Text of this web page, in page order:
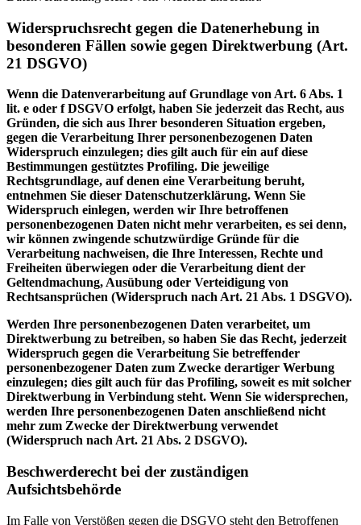
Widerspruchsrecht gegen die Datenerhebung in
besonderen Fällen sowie gegen Direktwerbung (Art.
21 DSGVO)
Wenn die Datenverarbeitung auf Grundlage von Art. 6 Abs. 1
lit. e oder f DSGVO erfolgt, haben Sie jederzeit das Recht, aus
Gründen, die sich aus Ihrer besonderen Situation ergeben,
gegen die Verarbeitung Ihrer personenbezogenen Daten
Widerspruch einzulegen; dies gilt auch für ein auf diese
Bestimmungen gestütztes Profiling. Die jeweilige
Rechtsgrundlage, auf denen eine Verarbeitung beruht,
entnehmen Sie dieser Datenschutzerklärung. Wenn Sie
Widerspruch einlegen, werden wir Ihre betroffenen
personenbezogenen Daten nicht mehr verarbeiten, es sei denn,
wir können zwingende schutzwürdige Gründe für die
Verarbeitung nachweisen, die Ihre Interessen, Rechte und
Freiheiten überwiegen oder die Verarbeitung dient der
Geltendmachung, Ausübung oder Verteidigung von
Rechtsansprüchen (Widerspruch nach Art. 21 Abs. 1 DSGVO).
Werden Ihre personenbezogenen Daten verarbeitet, um
Direktwerbung zu betreiben, so haben Sie das Recht, jederzeit
Widerspruch gegen die Verarbeitung Sie betreffender
personenbezogener Daten zum Zwecke derartiger Werbung
einzulegen; dies gilt auch für das Profiling, soweit es mit solcher
Direktwerbung in Verbindung steht. Wenn Sie widersprechen,
werden Ihre personenbezogenen Daten anschließend nicht
mehr zum Zwecke der Direktwerbung verwendet
(Widerspruch nach Art. 21 Abs. 2 DSGVO).
Beschwerderecht bei der zuständigen
Aufsichtsbehörde
Im Falle von Verstößen gegen die DSGVO steht den Betroffenen